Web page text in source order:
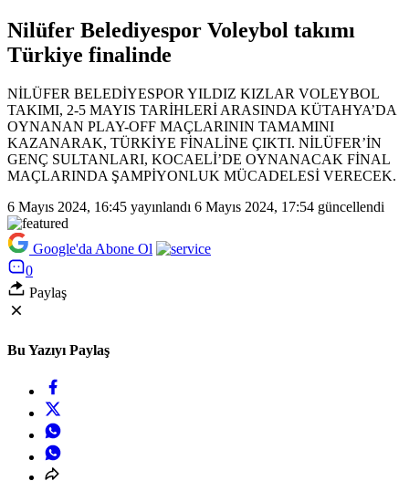
Nilüfer Belediyespor Voleybol takımı
Türkiye finalinde
NİLÜFER BELEDİYESPOR YILDIZ KIZLAR VOLEYBOL
TAKIMI, 2-5 MAYIS TARİHLERİ ARASINDA KÜTAHYA’DA
OYNANAN PLAY-OFF MAÇLARININ TAMAMINI
KAZANARAK, TÜRKİYE FİNALİNE ÇIKTI. NİLÜFER’İN
GENÇ SULTANLARI, KOCAELİ’DE OYNANACAK FİNAL
MAÇLARINDA ŞAMPİYONLUK MÜCADELESİ VERECEK.
6 Mayıs 2024, 16:45 yayınlandı 6 Mayıs 2024, 17:54 güncellendi
Google'da Abone Ol
0
Paylaş
Bu Yazıyı Paylaş